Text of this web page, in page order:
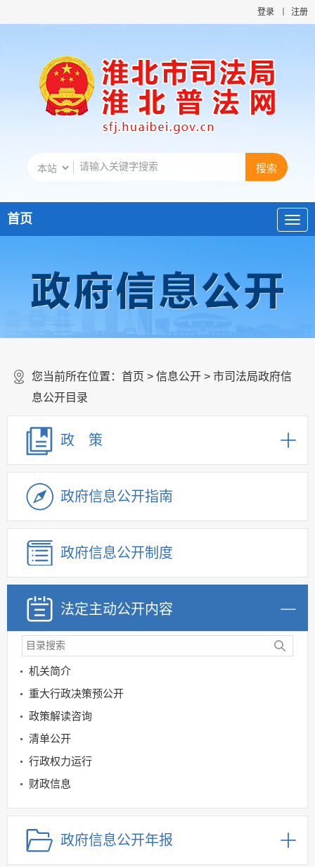
登录 注册
首页
您当前所在位置： 首页 > 信息公开 > 市司法局政府信
息公开目录
政 策
政府信息公开指南
政府信息公开制度
法定主动公开内容
机关简介
重大行政决策预公开
政策解读咨询
清单公开
行政权力运行
财政信息
公共法律服务领域
规划信息
建议提案办理
政府信息公开年报